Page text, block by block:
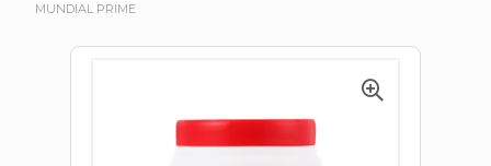
MUNDIAL PRIME